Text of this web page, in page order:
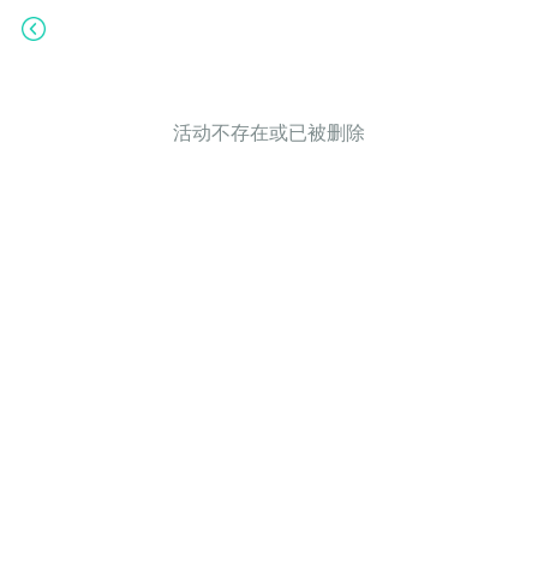
活动不存在或已被删除